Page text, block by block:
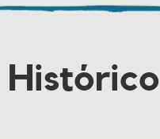
Histórico